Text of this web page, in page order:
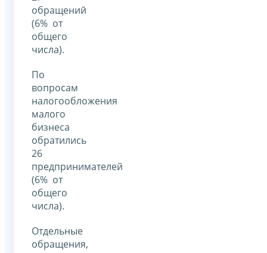
обращений
(6% от
общего
числа).
По
вопросам
налогообложения
малого
бизнеса
обратились
26
предпринимателей
(6% от
общего
числа).
Отдельные
обращения,